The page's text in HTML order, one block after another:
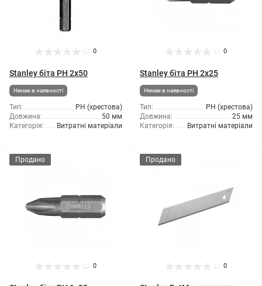
0
Stanley біта PH 2x50
Немає в наявності
Тип:
РН (хрестова)
Довжина:
50 мм
Категорія:
Витратні матеріали
0
Stanley біта PH 2x25
Немає в наявності
Тип:
РН (хрестова)
Довжина:
25 мм
Категорія:
Витратні матеріали
Продано
0
Продано
0